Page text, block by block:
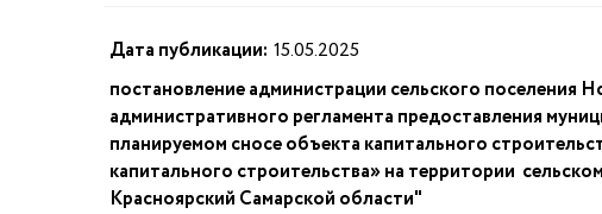
Дата публикации: 15.05.2025
постановление администрации сельского
административного регламента предоставления
планируемом сносе объекта капитального
капитального строительства» на территории
Красноярский Самарской области"